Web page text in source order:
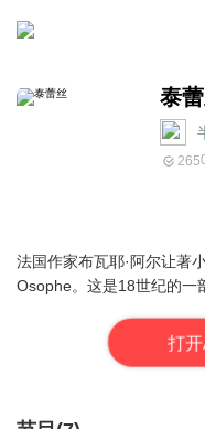
泰
265
法国作家布瓦耶·阿尔让著
Osophe。这是18世纪的一
打开